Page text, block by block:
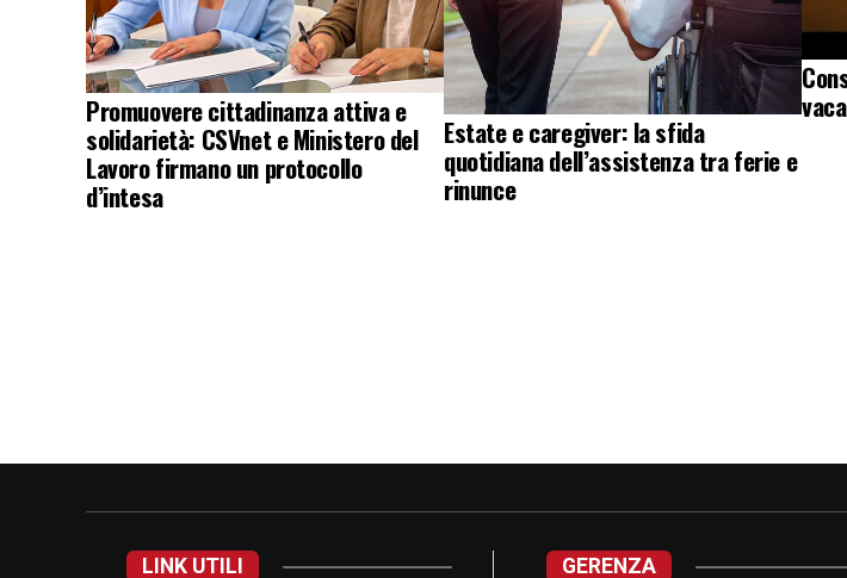
Promuovere cittadinanza attiva e
solidarietà: CSVnet e Ministero del
Lavoro firmano un protocollo
d’intesa
Estate e caregiver: la sfida
quotidiana dell’assistenza tra ferie e
rinunce
LINK UTILI GERENZA